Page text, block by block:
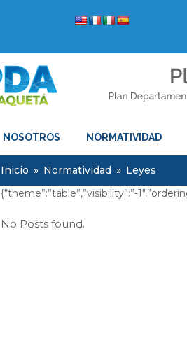
NOSOTROS NORMATIVIDAD
Inicio » Normatividad » Leyes
{“theme”:”table”,”visibility”:”-
No Posts found.